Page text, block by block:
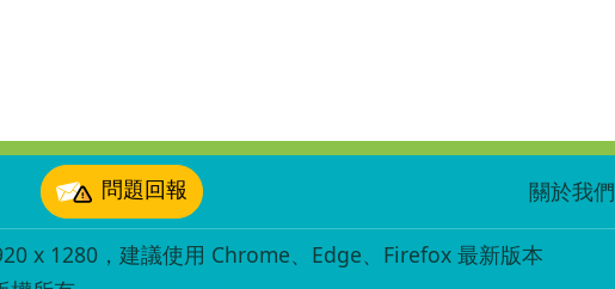
問題回報 關於我們
x 1280，建議使用 Chrome、Edge、Firefox 最新版本